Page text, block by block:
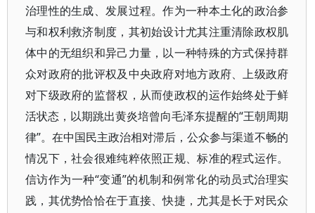
治理性的生成、发展过程。作为一种本土化的政治参
与和权利救济制度，其初始设计尤其注重清除政权肌
体中的无组织和异己力量，以一种特殊的方式保持群
众对政府的批评权及中央政府对地方政府、上级政府
对下级政府的监督权，从而使政权的运作始终处于鲜
活状态，以期跳出黄炎培曾向毛泽东提醒的“王朝周期
律”。在中国民主政治相对滞后，公众参与渠道不畅的
情况下，社会很难纯粹依照正规、标准的程式运作。
信访作为一种“变通”的机制和例常化的动员式治理实
践，其优势恰恰在于直接、快捷，尤其是长于对民众